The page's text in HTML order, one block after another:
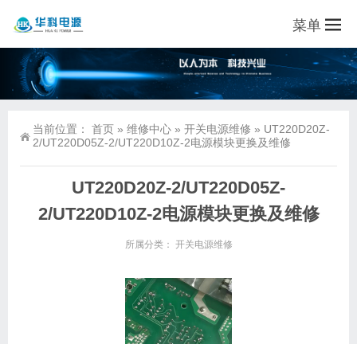
菜单
当前位置： 首页 » 维修中心 » 开关电源维修 » UT220D20Z-
2/UT220D05Z-2/UT220D10Z-2电源模块更换及维修
UT220D20Z-2/UT220D05Z-
2/UT220D10Z-2电源模块更换及维修
所属分类： 开关电源维修